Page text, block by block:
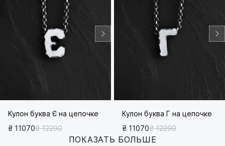
Кулон буква Є на цепочке
₴ 11070₴ 12290
Кулон буква Г на цепочке
₴ 11070₴ 12290
ПОКАЗАТЬ БОЛЬШЕ